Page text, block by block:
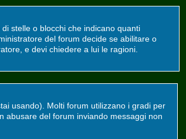
stelle o blocchi che indicano quanti
del forum decide se abilitare o
e devi chiedere a lui le ragioni.
usando). Molti forum utilizzano i gradi per
abusare del forum inviando messaggi non